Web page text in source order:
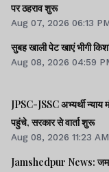
पर ठहराव शुरू
Aug 07, 2026 06:13
सुबह खाली पेट खाएं भीगी
Aug 08, 2026 04:59
JPSC-JSSC अभ्यर्थी न्याय
पहुंचे, सरकार से वार्ता शुरू
Aug 08, 2026 11:23 AM
Jamshedpur News: